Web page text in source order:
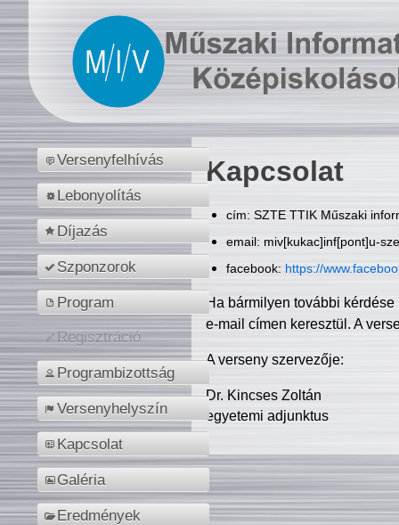
Versenyfelhívás
Lebonyolítás
Díjazás
Szponzorok
Program
Regisztráció
Programbizottság
Versenyhelyszín
Kapcsolat
Galéria
Eredmények
Kapcsolat
cím: SZTE TTIK Műszaki
email: miv[kukac]inf[pont]u-
facebook: https://
Ha bármilyen további
e-mail címen keresztül. A
A verseny szervezője:
Dr. Kincses Zoltán
egyetemi adjunktus